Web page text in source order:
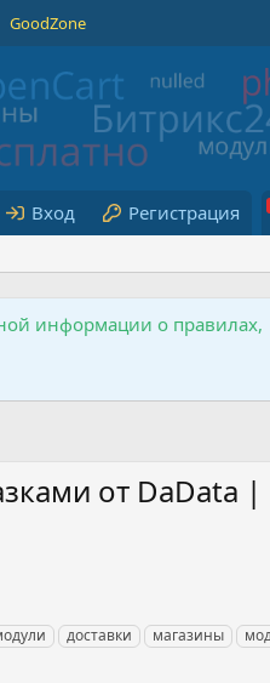
GoodZone
Вход Регистрация
информации о правилах,
от DaData |
доставки магазины